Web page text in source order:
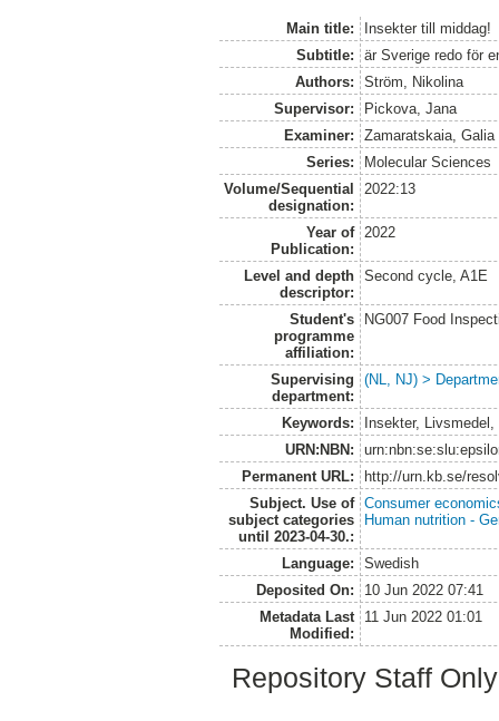
Main title:
Insekter till middag!
Subtitle:
är Sverige redo för
Authors:
Ström, Nikolina
Supervisor:
Pickova, Jana
Examiner:
Zamaratskaia, Galia
Series:
Molecular Sciences
Volume/Sequential
designation:
2022:13
Year of
Publication:
2022
Level and depth
descriptor:
Second cycle, A1E
Student's
programme
affiliation:
NG007 Food
Supervising
department:
(NL, NJ) >
Keywords:
Insekter,
URN:NBN:
Permanent URL:
http://urn.kb.se/
Subject. Use of
subject categories
until 2023-04-30.:
Consumer
Human nutrition -
Language:
Swedish
Deposited On:
10 Jun 2022 07:41
Metadata Last
Modified:
11 Jun 2022 01:01
Repository Staff